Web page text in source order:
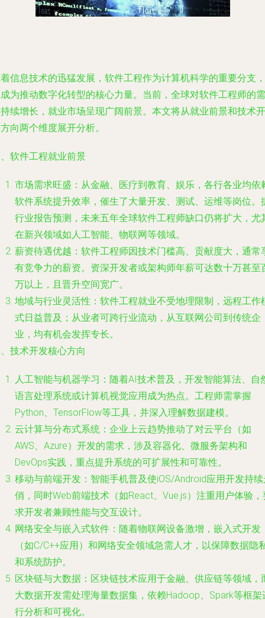
信息技术的迅猛发展，软件工程作为计算机科学的重要分支，
为推动数字化转型的核心力量。当前，全球对软件工程师的需
续增长，就业市场呈现广阔前景。本文将从就业前景和技术开
向两个维度展开分析。
软件工程就业前景
市场需求旺盛：从金融、医疗到教育、娱乐，各行各业均依
软件系统提升效率，催生了大量开发、测试、运维等岗位。
行业报告预测，未来五年全球软件工程师缺口仍将扩大，尤
在新兴领域如人工智能、物联网等领域。
薪资待遇优越：软件工程师因技术门槛高、贡献度大，通常
有竞争力的薪资。资深开发者或架构师年薪可达数十万甚至
万以上，且晋升空间宽广。
地域与行业灵活性：软件工程就业不受地理限制，远程工作
式日益普及；从业者可跨行业流动，从互联网公司到传统企
业，均有机会发挥专长。
技术开发核心方向
人工智能与机器学习：随着AI技术普及，开发智能算法、自
语言处理系统或计算机视觉应用成为热点。工程师需掌握
Python、TensorFlow等工具，并深入理解数据建模。
云计算与分布式系统：企业上云趋势推动了对云平台（如
AWS、Azure）开发的需求，涉及容器化、微服务架构和
DevOps实践，重点提升系统的可扩展性和可靠性。
移动与前端开发：智能手机普及使iOS/Android应用开发持
俏，同时Web前端技术（如React、Vue.js）注重用户体验，
求开发者兼顾性能与交互设计。
网络安全与嵌入式软件：随着物联网设备激增，嵌入式开发
（如C/C++应用）和网络安全领域急需人才，以保障数据隐
和系统防护。
区块链与大数据：区块链技术应用于金融、供应链等领域，
大数据开发需处理海量数据集，依赖Hadoop、Spark等框架
行分析和可视化。